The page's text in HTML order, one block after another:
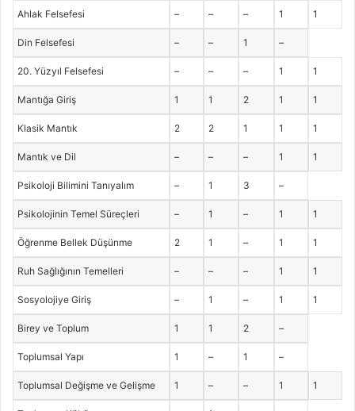
Ahlak Felsefesi – – – 1 1
Din Felsefesi – – 1 –
20. Yüzyıl Felsefesi – – – 1 1
Mantığa Giriş 1 1 2 1 1
Klasik Mantık 2 2 1 1 1
Mantık ve Dil – – – 1 1
Psikoloji Bilimini Tanıyalım – 1 3 –
Psikolojinin Temel Süreçleri – 1 – 1 1
Öğrenme Bellek Düşünme 2 1 – 1 1
Ruh Sağlığının Temelleri – – – 1 1
Sosyolojiye Giriş – 1 – 1 1
Birey ve Toplum 1 1 2 –
Toplumsal Yapı 1 – 1 –
Toplumsal Değişme ve Gelişme 1 – – 1 1